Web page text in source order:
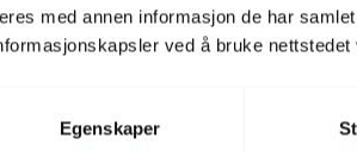
med annen informasjon de har
ved å bruke nettstedet
Egenskaper